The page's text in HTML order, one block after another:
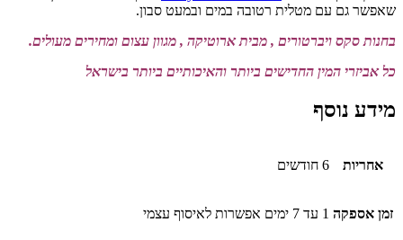
שאפשר גם עם מטלית רטובה במים ובמעט סבון.
בחנות סקס ויברטורים , מבית ארוטיקה , מגוון עצום ומחירים מעולים.
כל אביזרי המין החדישים ביותר והאיכותיים ביותר בישראל
מידע נוסף
אחריות 6 חודשים
זמן אספקה 1 עד 7 ימים אפשרות לאיסוף עצמי